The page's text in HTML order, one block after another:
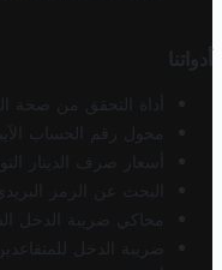
أدواتنا
أداة التحقق من صحة
محول رقم الحساب
أسعار صرف الدينار
البحث عن الرمز
محاكي ضريبة الدخل
ضريبة الدخل